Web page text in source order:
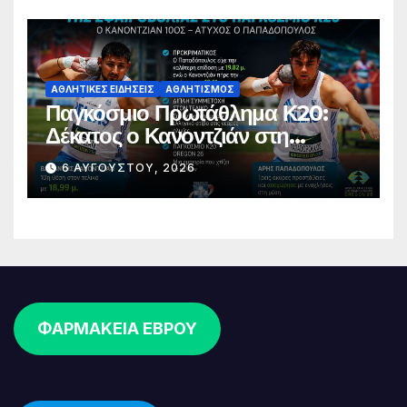
ΑΘΛΗΤΙΚΈΣ ΕΙΔΉΣΕΙΣ ΑΘΛΗΤΙΣΜΌΣ
Παγκόσμιο Πρωτάθλημα Κ20:
Δέκατος ο Κανοντζιάν στη
σφαιροβολία – Άτυχος ο
Παπαδόπουλος στον τελικό
6 ΑΥΓΟΎΣΤΟΥ, 2026
ΦΑΡΜΑΚΕΙΑ ΕΒΡΟΥ